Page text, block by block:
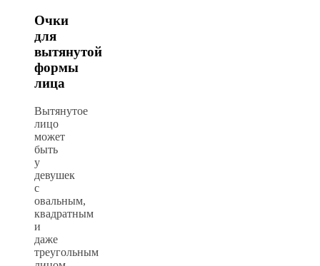
Очки
для
вытянутой
формы
лица
Вытянутое
лицо
может
быть
у
девушек
с
овальным,
квадратным
и
даже
треугольным